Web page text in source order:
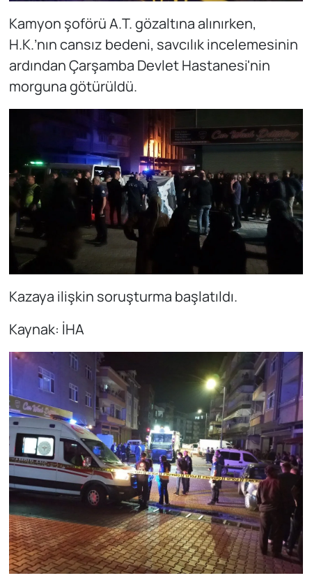
Kamyon şoförü A.T. gözaltına alınırken,
H.K.’nın cansız bedeni, savcılık incelemesinin
ardından Çarşamba Devlet Hastanesi'nin
morguna götürüldü.
Kazaya ilişkin soruşturma başlatıldı.
Kaynak: İHA